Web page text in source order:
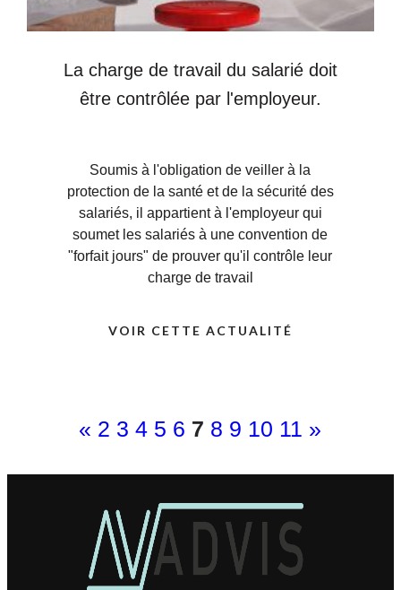
La charge de travail du salarié doit
être contrôlée par l'employeur.
Soumis à l'obligation de veiller à la
protection de la santé et de la sécurité des
salariés, il appartient à l'employeur qui
soumet les salariés à une convention de
"forfait jours" de prouver qu'il contrôle leur
charge de travail
VOIR CETTE ACTUALITÉ
« 2 3 4 5 6 7 8 9 10 11 »